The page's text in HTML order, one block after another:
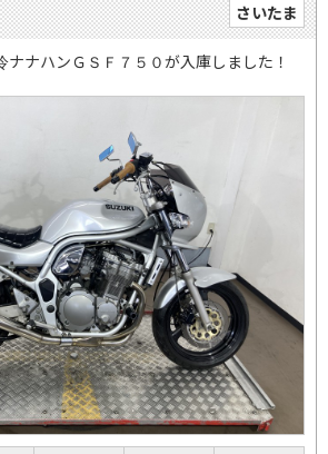
さいたま
ナナハンＧＳＦ７５０が入庫しました！